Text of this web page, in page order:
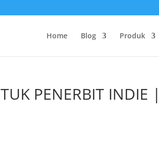
Home Blog Produk
PENERBIT INDIE